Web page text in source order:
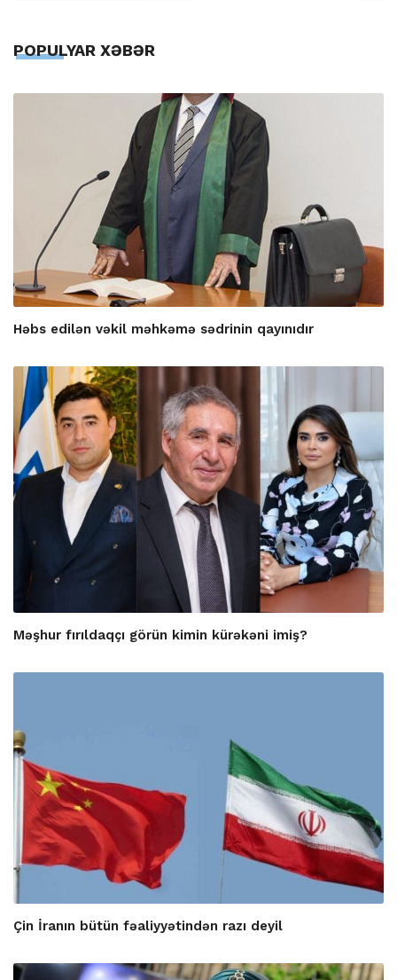
POPULYAR XƏBƏR
Həbs edilən vəkil məhkəmə sədrinin qayınıdır
Məşhur fırıldaqçı görün kimin kürəkəni imiş?
Çin İranın bütün fəaliyyətindən razı deyil